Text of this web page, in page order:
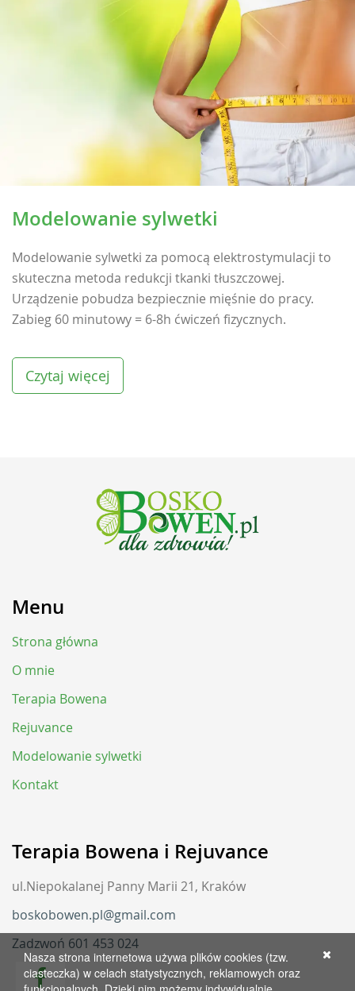
Modelowanie sylwetki
Modelowanie sylwetki za pomocą elektrostymulacji to
skuteczna metoda redukcji tkanki tłuszczowej.
Urządzenie pobudza bezpiecznie mięśnie do pracy.
Zabieg 60 minutowy = 6-8h ćwiczeń fizycznych.
Czytaj więcej
Menu
Strona główna
O mnie
Terapia Bowena
Rejuvance
Modelowanie sylwetki
Kontakt
Terapia Bowena i Rejuvance
ul.Niepokalanej Panny Marii 21, Kraków
boskobowen.pl@gmail.com
Zadzwoń 601 453 024
Nasza strona internetowa używa plików cookies (tzw.
ciasteczka) w celach statystycznych, reklamowych oraz